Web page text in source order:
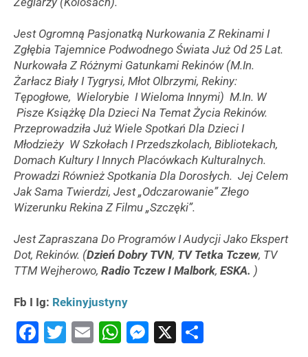
Jest Ogromną Pasjonatką Nurkowania Z Rekinami I
Zgłębia Tajemnice Podwodnego Świata Już Od 25 Lat.
Nurkowała Z Różnymi Gatunkami Rekinów (m.in.
Żarłacz Biały I Tygrysi, Młot Olbrzymi, Rekiny:
Tępogłowe, Wielorybie I Wieloma Innymi) M.in. W
Pisze Książkę Dla Dzieci Na Temat Życia Rekinów.
Przeprowadziła Już Wiele Spotkań Dla Dzieci I
Młodzieży W Szkołach I Przedszkolach, Bibliotekach,
Domach Kultury I Innych Placówkach Kulturalnych.
Prowadzi Również Spotkania Dla Dorosłych. Jej Celem
Jak Sama Twierdzi, Jest „odczarowanie” Złego
Wizerunku Rekina Z Filmu „Szczęki”.
Jest Zapraszana Do Programów I Audycji Jako Ekspert
Dot, Rekinów. (Dzień Dobry TVN, TV Tetka Tczew, TV
TTM Wejherowo, Radio Tczew I Malbork, ESKA. )
Fb I Ig: Rekinyjustyny
Facebook
Twitter
EmailWhatsApp
Messenger
X